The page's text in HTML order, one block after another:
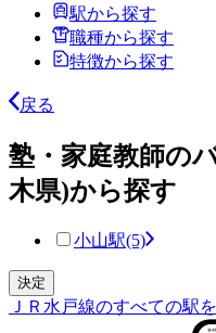
駅から探す
職種から探す
特徴から探す
戻る
塾・家庭教師の
木県)から探す
小山駅(5)
ＪＲ水戸線のすべての駅